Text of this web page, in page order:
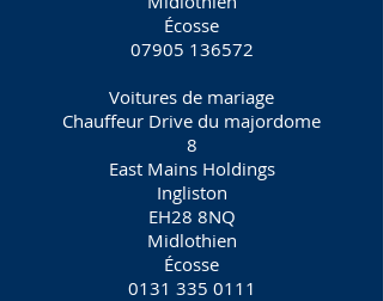
Écosse
07905 136572
Voitures de mariage
Chauffeur Drive du majordome
8
East Mains Holdings
Ingliston
EH28 8NQ
Midlothien
Écosse
0131 335 0111